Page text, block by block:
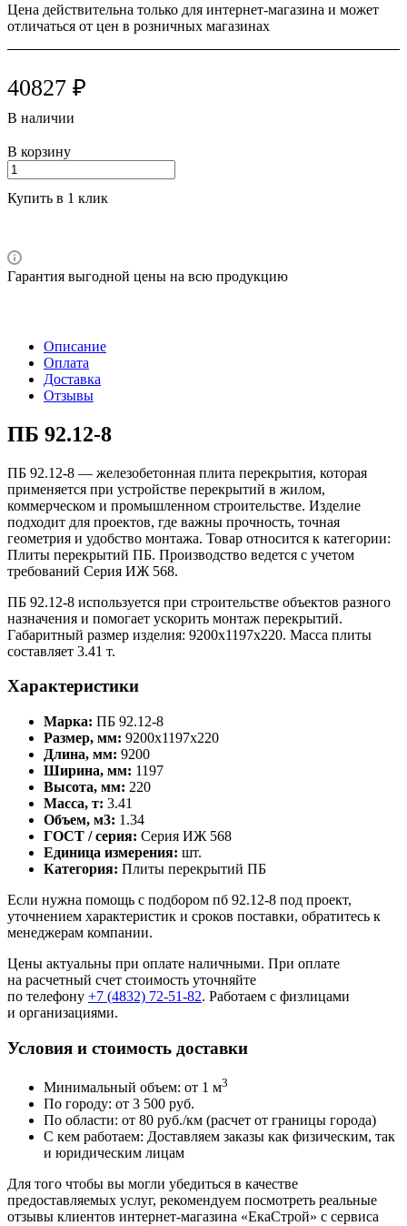
Цена действительна только для интернет-магазина и может
отличаться от цен в розничных магазинах
40827 ₽
В наличии
В корзину
Купить в 1 клик
Гарантия выгодной цены на всю продукцию
Описание
Оплата
Доставка
Отзывы
ПБ 92.12-8
ПБ 92.12-8 — железобетонная плита перекрытия, которая
применяется при устройстве перекрытий в жилом,
коммерческом и промышленном строительстве. Изделие
подходит для проектов, где важны прочность, точная
геометрия и удобство монтажа. Товар относится к категории:
Плиты перекрытий ПБ. Производство ведется с учетом
требований Серия ИЖ 568.
ПБ 92.12-8 используется при строительстве объектов разного
назначения и помогает ускорить монтаж перекрытий.
Габаритный размер изделия: 9200x1197x220. Масса плиты
составляет 3.41 т.
Характеристики
Марка: ПБ 92.12-8
Размер, мм: 9200x1197x220
Длина, мм: 9200
Ширина, мм: 1197
Высота, мм: 220
Масса, т: 3.41
Объем, м3: 1.34
ГОСТ / серия: Серия ИЖ 568
Единица измерения: шт.
Категория: Плиты перекрытий ПБ
Если нужна помощь с подбором пб 92.12-8 под проект,
уточнением характеристик и сроков поставки, обратитесь к
менеджерам компании.
Цены актуальны при оплате наличными. При оплате
на расчетный счет стоимость уточняйте
по телефону +7 (4832) 72-51-82. Работаем с физлицами
и организациями.
Условия и стоимость доставки
Минимальный объем: от 1 м3
По городу: от 3 500 руб.
По области: от 80 руб./км (расчет от границы города)
С кем работаем: Доставляем заказы как физическим, так
и юридическим лицам
Для того чтобы вы могли убедиться в качестве
предоставляемых услуг, рекомендуем посмотреть реальные
отзывы клиентов интернет-магазина «ЕкаСтрой» с сервиса